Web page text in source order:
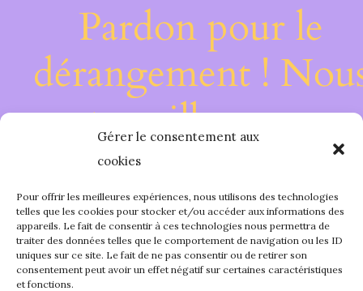
Gérer le consentement aux
cookies
Pour offrir les meilleures expériences, nous utilisons des technologies
telles que les cookies pour stocker et/ou accéder aux informations des
appareils. Le fait de consentir à ces technologies nous permettra de
traiter des données telles que le comportement de navigation ou les ID
uniques sur ce site. Le fait de ne pas consentir ou de retirer son
consentement peut avoir un effet négatif sur certaines caractéristiques
et fonctions.
Pardon pour le
dérangement !
travaillons sur
quelque chose de
fantastique –
bientôt !